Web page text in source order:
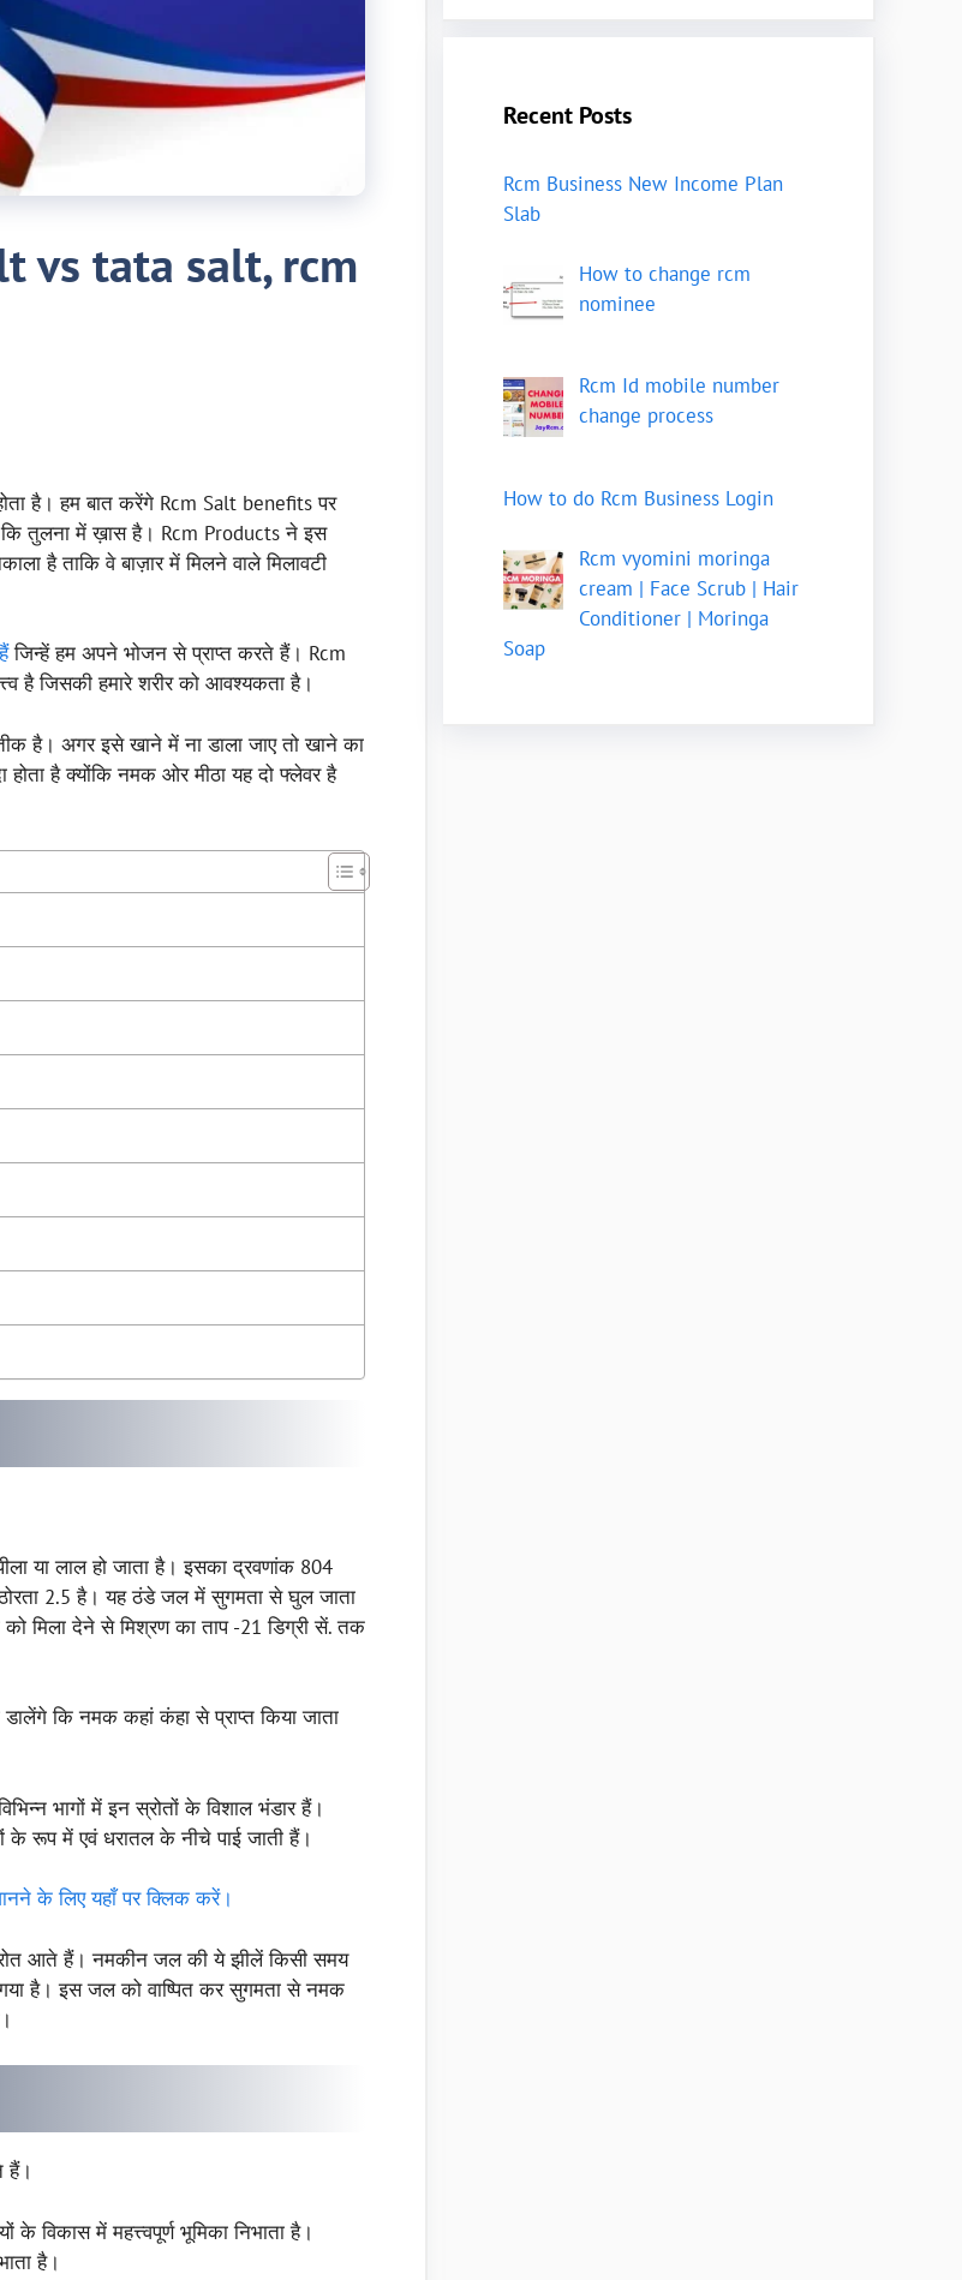
vs tata salt, rcm
है। हम बात करेंगे Rcm Salt benefits पर
तुलना में ख़ास है। Rcm Products ने इस
है ताकि वे बाज़ार में मिलने वाले मिलावटी
जिन्हें हम अपने भोजन से प्राप्त करते हैं। Rcm
है जिसकी हमारे शरीर को आवश्यकता है।
है। अगर इसे खाने में ना डाला जाए तो खाने का
है क्योंकि नमक ओर मीठा यह दो फ्लेवर है
या लाल हो जाता है। इसका द्रवणांक 804
2.5 है। यह ठंडे जल में सुगमता से घुल जाता
मिला देने से मिश्रण का ताप -21 डिग्री सें. तक
कि नमक कहां कंहा से प्राप्त किया जाता
भागों में इन स्रोतों के विशाल भंडार हैं।
रूप में एवं धरातल के नीचे पाई जाती हैं।
के लिए यहाँ पर क्लिक करें।
आते हैं। नमकीन जल की ये झीलें किसी समय
गया है। इस जल को वाष्पित कर सुगमता से नमक
हैं।
विकास में महत्त्वपूर्ण भूमिका निभाता है।
है।
Recent Posts
Rcm Business New Income Plan
Slab
How to change rcm
nominee
Rcm Id mobile number
change process
How to do Rcm Business Login
Rcm vyomini moringa
cream | Face Scrub | Hair
Conditioner | Moringa
Soap